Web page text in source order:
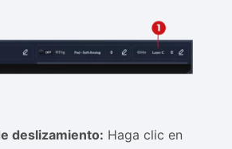
deslizamiento: Haga clic en